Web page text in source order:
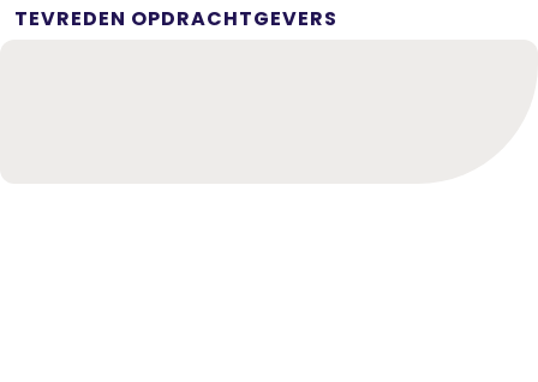
TEVREDEN OPDRACHTGEVERS